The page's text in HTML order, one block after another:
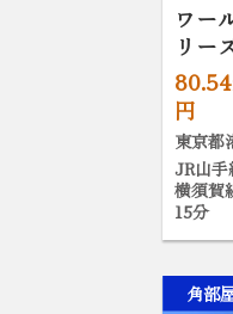
ワー
リー
円
東京都
JR山手
横須賀
15分
角部